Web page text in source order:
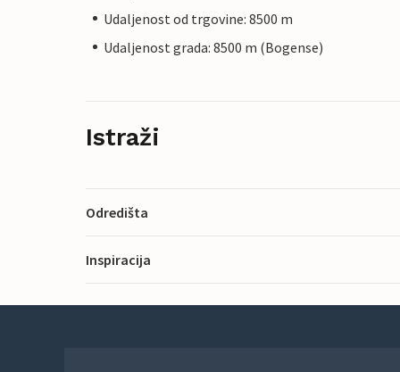
Udaljenost od trgovine: 8500 m
Udaljenost grada: 8500 m (Bogense)
Istraži
Odredišta
Inspiracija